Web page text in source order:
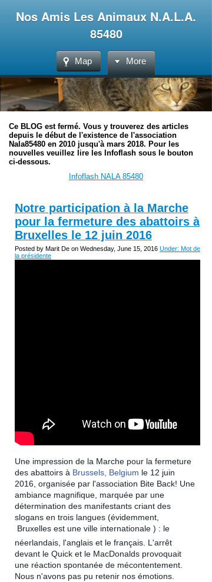
Nos Amis Les Animaux N.A.L.A.
85480
Map More
Ce BLOG est fermé. Vous y trouverez des articles
depuis le début de l'existence de l'association
Nala85480 en 2010 jusqu'à mars 2018. Pour les
nouvelles veuillez lire les Infoflash sous le bouton
ci-dessous.
Infoflash NALA 85480
Notre participation à la Marche
pour la fermeture des abattoirs à
Bruxelles le 12 juin 2016
Posted by Marit De on Wednesday, June 15, 2016 Under: Mot de
la présidente
Une impression de la Marche pour la fermeture
des abattoirs à Brussels, Belgium le 12 juin
2016, organisée par l'association Bite Back! Une
ambiance magnifique, marquée par une
détermination des manifestants criant des
slogans en trois langues (évidemment,
Bruxelles est une ville internationale ) : le
néerlandais, l'anglais et le français. L'arrêt
devant le Quick et le MacDonalds provoquait
une réaction spontanée de mécontentement.
Nous n'avons pas pu retenir nos émotions.